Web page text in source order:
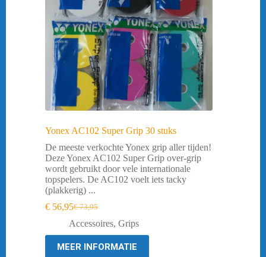
Yonex AC102 Super Grip 30 stuks
De meeste verkochte Yonex grip aller tijden!
Deze Yonex AC102 Super Grip over-grip
wordt gebruikt door vele internationale
topspelers. De AC102 voelt iets tacky
(plakkerig) ...
€73,95
Oorspronkelijke
prijs
was:
€ 73,95.
€ 56,95Huidige
prijs
is:
€ 56,95.
Accessoires, Grips
MEER INFORMATIE